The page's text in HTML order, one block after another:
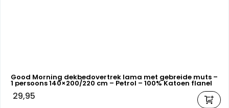
Good Morning dekbedovertrek lama met gebreide muts –
1 persoons 140×200/220 cm – Petrol – 100% Katoen flanel
29,95